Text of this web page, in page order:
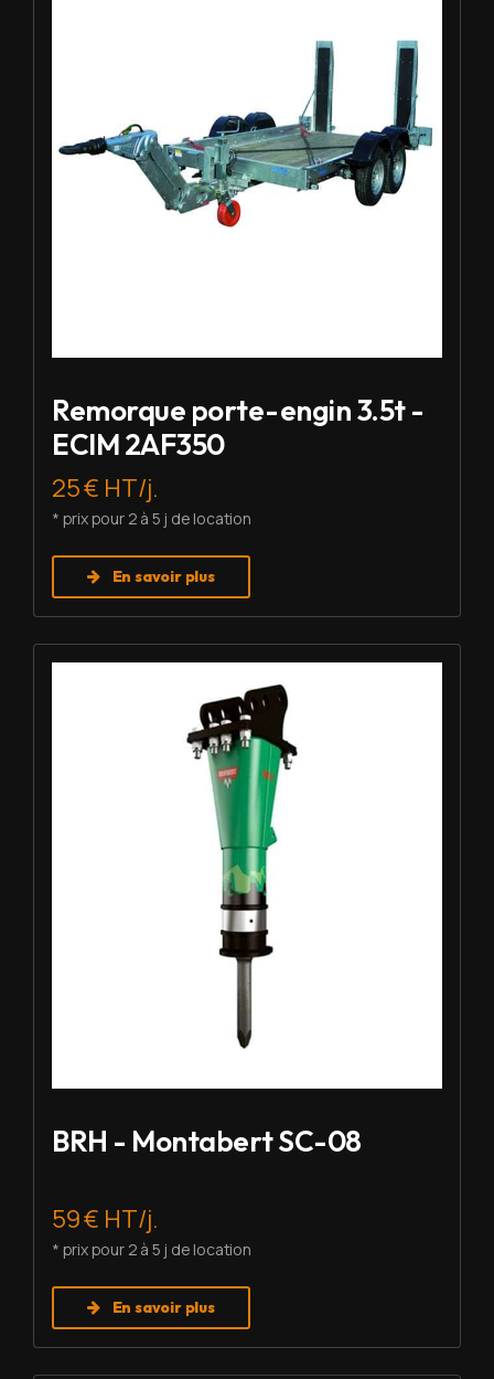
Remorque porte-engin 3.5t -
ECIM 2AF350
25 € HT/j.
* prix pour 2 à 5 j de location
En savoir plus
BRH - Montabert SC-08
59 € HT/j.
* prix pour 2 à 5 j de location
En savoir plus
Louer BRH - Montabert SC-08